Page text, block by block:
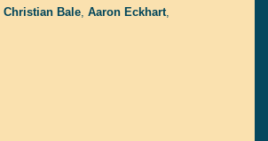
Christian Bale, Aaron Eckhart,